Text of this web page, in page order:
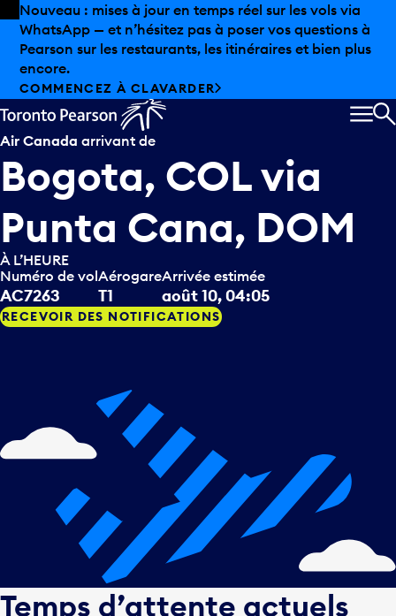
Skip to offers
Passer au contenu principal
Les aubaines estivales sont arrivées chez Pearson.
Magasinage hors taxes, offres gastronomiques et bien
plus encore.
DÉCOUVREZ L’ÉTÉ CHEZ PEARSON
Air Canadaarrivant de
Bogota, COL via
Punta Cana, DOM
À L’HEURE
Numéro de vol
AC7263 T1 août 10, 04:05
RECEVOIR DES NOTIFICATIONS
Temps d’attente actuels